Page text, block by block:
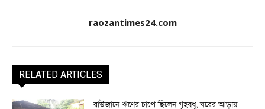
raozantimes24.com
RELATED ARTICLES
রাউজানে ঋণের চাপে ছিলেন গৃহবধূ, ঘরের আড়ায়